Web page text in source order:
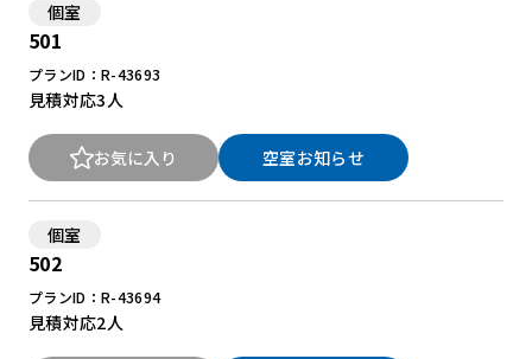
個室
501
プランID：R-43693
見積対応3人
お気に入り 空室お知らせ
個室
502
プランID：R-43694
見積対応2人